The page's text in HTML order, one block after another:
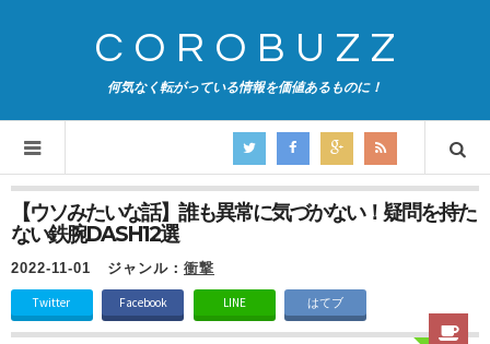
COROBUZZ
何気なく転がっている情報を価値あるものに！
【ウソみたいな話】誰も異常に気づかない！疑問を持た
ない鉄腕DASH12選
2022-11-01 ジャンル： 衝撃
Twitter Facebook LINE はてブ